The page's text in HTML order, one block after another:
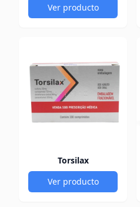
Ver producto
Torsilax
Ver producto